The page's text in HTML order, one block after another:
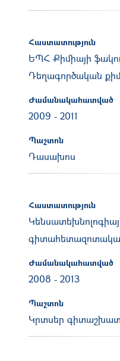
Հաստատություն
ԵՊՀ Քիմիայի
Դեղագործական
Ժամանակահատված
2009 - 2011
Պաշտոն
Դասախոս
Հաստատություն
Ժամանակահատված
2008 - 2013
Պաշտոն
Կրտսեր